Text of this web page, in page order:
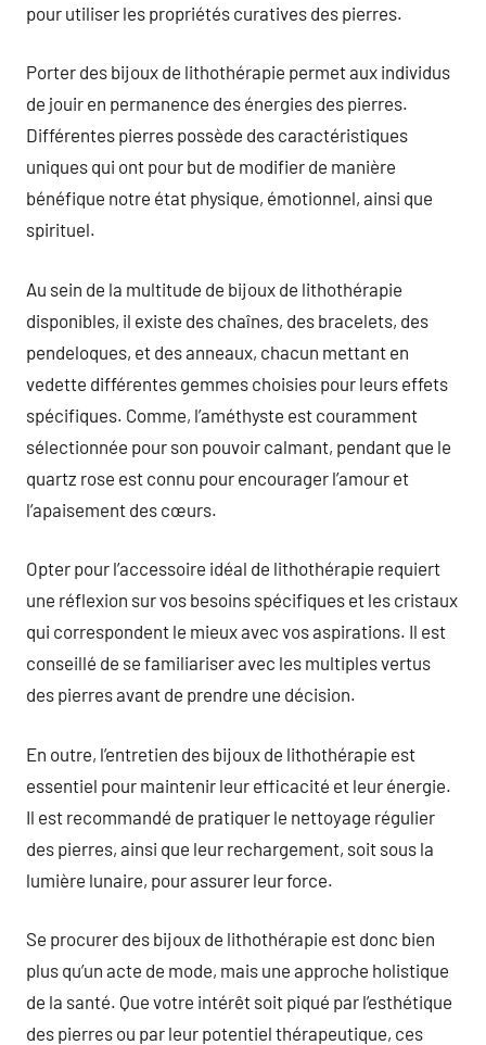
pour utiliser les propriétés curatives des pierres.
Porter des bijoux de lithothérapie permet aux individus
de jouir en permanence des énergies des pierres.
Différentes pierres possède des caractéristiques
uniques qui ont pour but de modifier de manière
bénéfique notre état physique, émotionnel, ainsi que
spirituel.
Au sein de la multitude de bijoux de lithothérapie
disponibles, il existe des chaînes, des bracelets, des
pendeloques, et des anneaux, chacun mettant en
vedette différentes gemmes choisies pour leurs effets
spécifiques. Comme, l’améthyste est couramment
sélectionnée pour son pouvoir calmant, pendant que le
quartz rose est connu pour encourager l’amour et
l’apaisement des cœurs.
Opter pour l’accessoire idéal de lithothérapie requiert
une réflexion sur vos besoins spécifiques et les cristaux
qui correspondent le mieux avec vos aspirations. Il est
conseillé de se familiariser avec les multiples vertus
des pierres avant de prendre une décision.
En outre, l’entretien des bijoux de lithothérapie est
essentiel pour maintenir leur efficacité et leur énergie.
Il est recommandé de pratiquer le nettoyage régulier
des pierres, ainsi que leur rechargement, soit sous la
lumière lunaire, pour assurer leur force.
Se procurer des bijoux de lithothérapie est donc bien
plus qu’un acte de mode, mais une approche holistique
de la santé. Que votre intérêt soit piqué par l’esthétique
des pierres ou par leur potentiel thérapeutique, ces